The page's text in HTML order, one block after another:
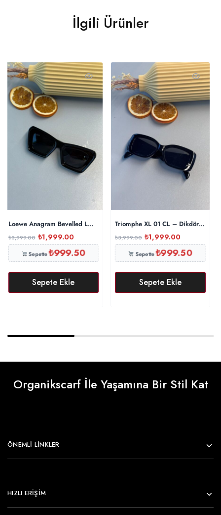
İlgili Ürünler
Loewe Anagram Bevelled LW Dikdörtgen Güneş Gözlüğü – Siyah
₺3,999.00 ₺1,999.00
Sepette₺999.50
Sepete Ekle
Triomphe XL 01 CL – Dikdörtgen
₺3,999.00 ₺1,999.00
Sepette₺999.50
Sepete Ekle
Organikscarf İle Yaşamına Bir Stil Kat
ÖNEMLI LINKLER
HIZLI ERİŞİM